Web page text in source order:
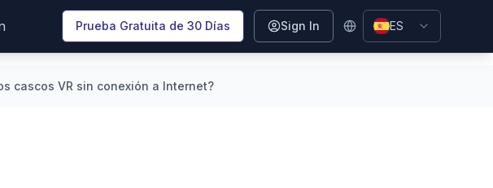
Prueba Gratuita de 30 Días Sign In ES
cascos VR sin conexión a Internet?